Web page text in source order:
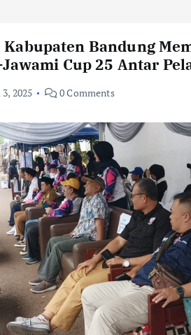
Kabupaten Bandung
Cup 25 Antar
2025 0 Comments